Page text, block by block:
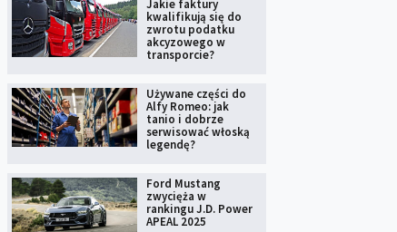
Jakie faktury
kwalifikują się do
zwrotu podatku
akcyzowego w
transporcie?
Używane części do
Alfy Romeo: jak
tanio i dobrze
serwisować włoską
legendę?
Ford Mustang
zwycięża w
rankingu J.D. Power
APEAL 2025